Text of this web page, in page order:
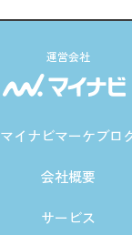
運営会社
マイナビマーケブロ
会社概要
サービス